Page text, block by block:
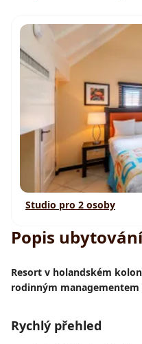
Studio pro 2 osoby
Popis ubytování
Resort v holandském
rodinným
Rychlý přehled